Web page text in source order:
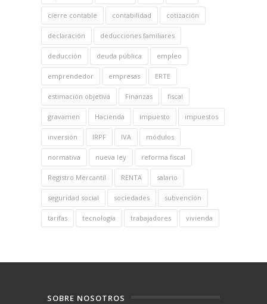
cierre contable contabilidad cotización
declaración deducciones familiares
deducción deuda pública empleo
emprendedor empresas ERTE
estimación objetiva Finanzas fiscal
gravamen Hacienda impuesto impuestos
inversión IRPF IVA módulos
normativa nueva ley reforma fiscal
Registro Mercantil RENTA salario
seguridad social sociedades subvención
tarifas tecnología trabajadores vivienda
SOBRE NOSOTROS